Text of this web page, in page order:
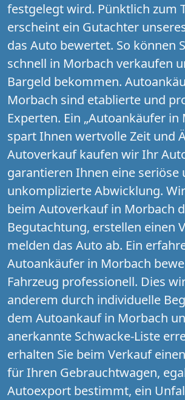
festgelegt wird. Pünktlich zum
erscheint ein Gutachter
das Auto bewertet. So können
schnell in Morbach verkaufen
Bargeld bekommen.
Morbach sind etablierte und
Experten. Ein „Autoankäufer in
spart Ihnen wertvolle Zeit und
Autoverkauf kaufen wir Ihr
garantieren Ihnen eine seriöse
unkomplizierte Abwicklung.
beim Autoverkauf in Morbach
Begutachtung, erstellen einen
melden das Auto ab. Ein
Autoankäufer in Morbach
Fahrzeug professionell. Dies
anderem durch individuelle
dem Autoankauf in Morbach
anerkannte Schwacke-Liste
erhalten Sie beim Verkauf
für Ihren Gebrauchtwagen,
Autoexport bestimmt, ein